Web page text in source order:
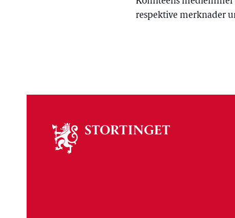
respektive merknader
stortinget